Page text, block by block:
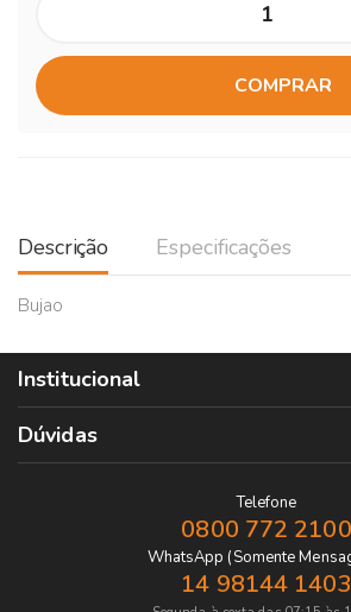
COMPRAR
Descrição Especificações
Bujao
Institucional
Dúvidas
Telefone
0800 772 2100
WhatsApp (Somente
14 98144 1403